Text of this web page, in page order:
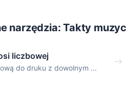
narzędzia: Takty
liczbowej
do druku z dowolnym ...